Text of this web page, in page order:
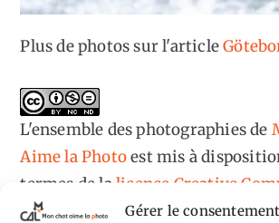
Gérer le consentement
Plus de photos sur l'article
L'ensemble des photographiesde
Aime la Photoest mis à
termes de lalicence Creative
Attribution - Pas d'Utilisation